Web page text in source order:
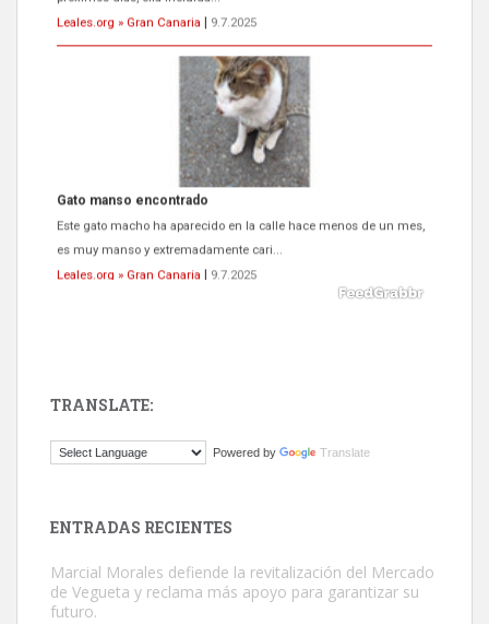
Leales.org » Gran Canaria | 9.7.2025
Gato manso encontrado
Este gato macho ha aparecido en la calle hace menos de un mes,
es muy manso y extremadamente cari...
Leales.org » Gran Canaria | 9.7.2025
Busco adopción responsable para mi perra. Pastor alemán,
TRANSLATE:
Powered by Translate
ENTRADAS RECIENTES
Marcial Morales defiende la revitalización del Mercado
de Vegueta y reclama más apoyo para garantizar su
futuro.